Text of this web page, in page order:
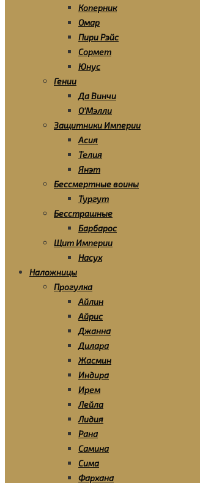
Коперник
Омар
Пири Рэйс
Сормет
Юнус
Гении
Да Винчи
О’Мэлли
Защитники Империи
Асия
Телия
Янэт
Бессмертные воины
Тургут
Бесстрашные
Барбарос
Щит Империи
Насух
Наложницы
Прогулка
Айлин
Айрис
Джанна
Дилара
Жасмин
Индира
Ирем
Лейла
Лидия
Рана
Самина
Сима
Фархана